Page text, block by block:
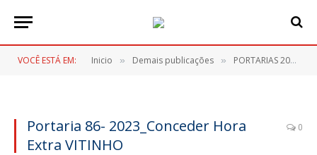
VOCÊ ESTÁ EM: Inicio » Demais publicações » PORTARIAS 2023
Portaria 86- 2023_Conceder Hora
Extra VITINHO
0